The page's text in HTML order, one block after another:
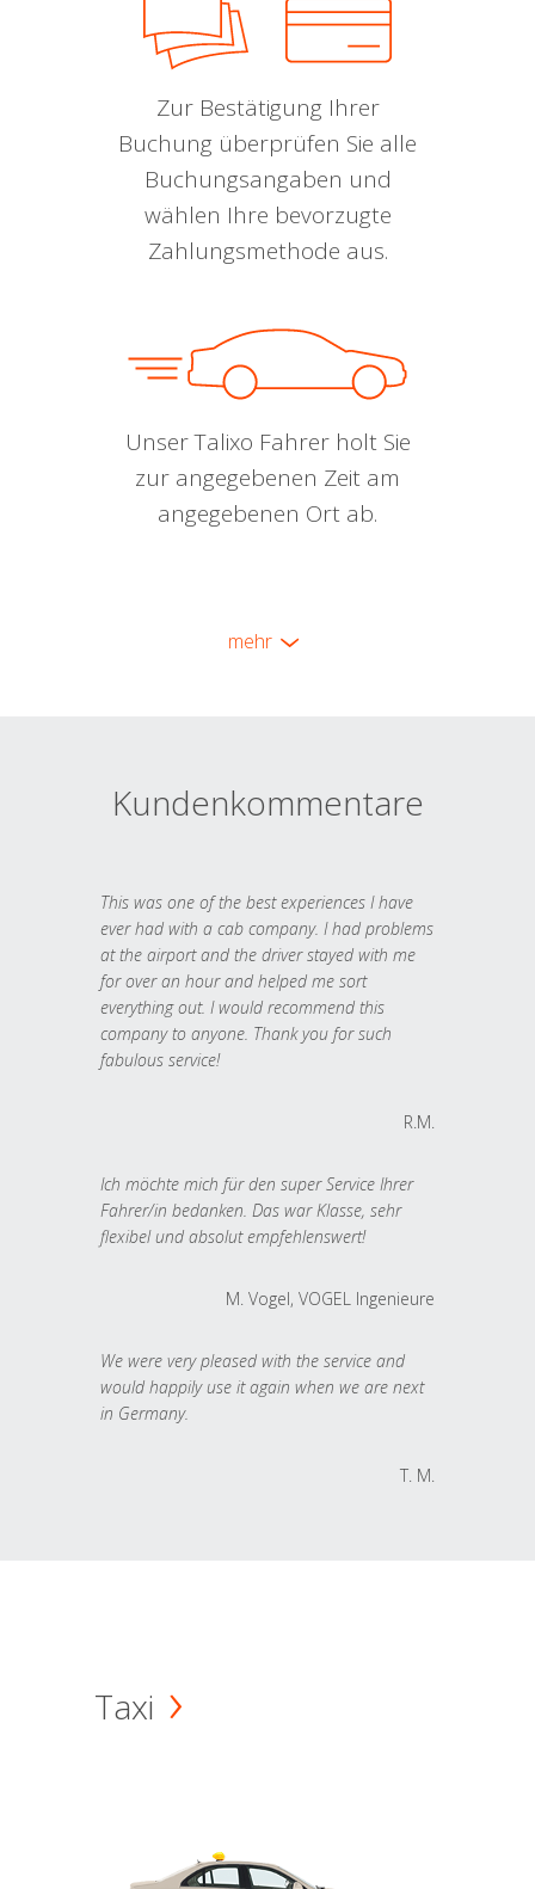
Zur Bestätigung Ihrer
Buchung überprüfen Sie alle
Buchungsangaben und
wählen Ihre bevorzugte
Zahlungsmethode aus.
Unser Talixo Fahrer holt Sie
zur angegebenen Zeit am
angegebenen Ort ab.
mehr
Kundenkommentare
This was one of the best experiences I have
ever had with a cab company. I had problems
at the airport and the driver stayed with me
for over an hour and helped me sort
everything out. I would recommend this
company to anyone. Thank you for such
fabulous service!
R.M.
Ich möchte mich für den super Service Ihrer
Fahrer/in bedanken. Das war Klasse, sehr
flexibel und absolut empfehlenswert!
M. Vogel, VOGEL Ingenieure
We were very pleased with the service and
would happily use it again when we are next
in Germany.
T. M.
Taxi